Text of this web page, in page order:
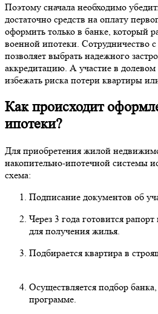
Поэтому сначала необходимо
достаточно средств на оплату
оформить только в банке, который
военной ипотеки. Сотрудничество
позволяет выбрать надежного
аккредитацию. А участие в долевом
избежать риска потери квартиры
Как происходит
ипотеки?
Для приобретения жилой
накопительно-ипотечной системы
схема:
Подписание документов об
Через 3 года готовится
для получения жилья.
Подбирается квартира в
Осуществляется подбор
программе.